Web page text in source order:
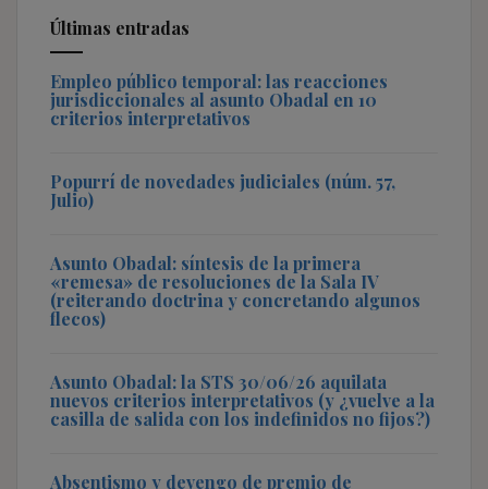
Últimas entradas
Empleo público temporal: las reacciones
jurisdiccionales al asunto Obadal en 10
criterios interpretativos
Popurrí de novedades judiciales (núm. 57,
Julio)
Asunto Obadal: síntesis de la primera
«remesa» de resoluciones de la Sala IV
(reiterando doctrina y concretando algunos
flecos)
Asunto Obadal: la STS 30/06/26 aquilata
nuevos criterios interpretativos (y ¿vuelve a la
casilla de salida con los indefinidos no fijos?)
Absentismo y devengo de premio de